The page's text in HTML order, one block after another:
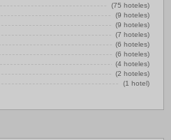
(75 hoteles)
(9 hoteles)
(9 hoteles)
(7 hoteles)
(6 hoteles)
(6 hoteles)
(4 hoteles)
(2 hoteles)
(1 hotel)